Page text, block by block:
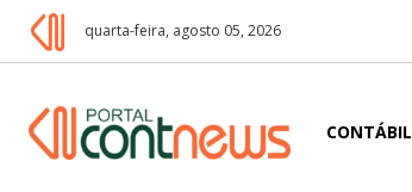
quarta-feira, agosto 05, 2026
CONTÁBIL